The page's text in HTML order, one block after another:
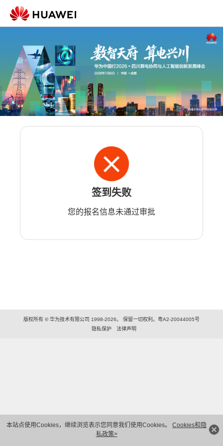
本站点使用Cookies，继续浏览表示您同意我们使用Cookies。 Cookies和隐
私政策>
签到失败
您的报名信息未通过审批
版权所有 © 华为技术有限公司 1998-2026。 保留一切权利。粤A2-20044005号
隐私保护
法律声明